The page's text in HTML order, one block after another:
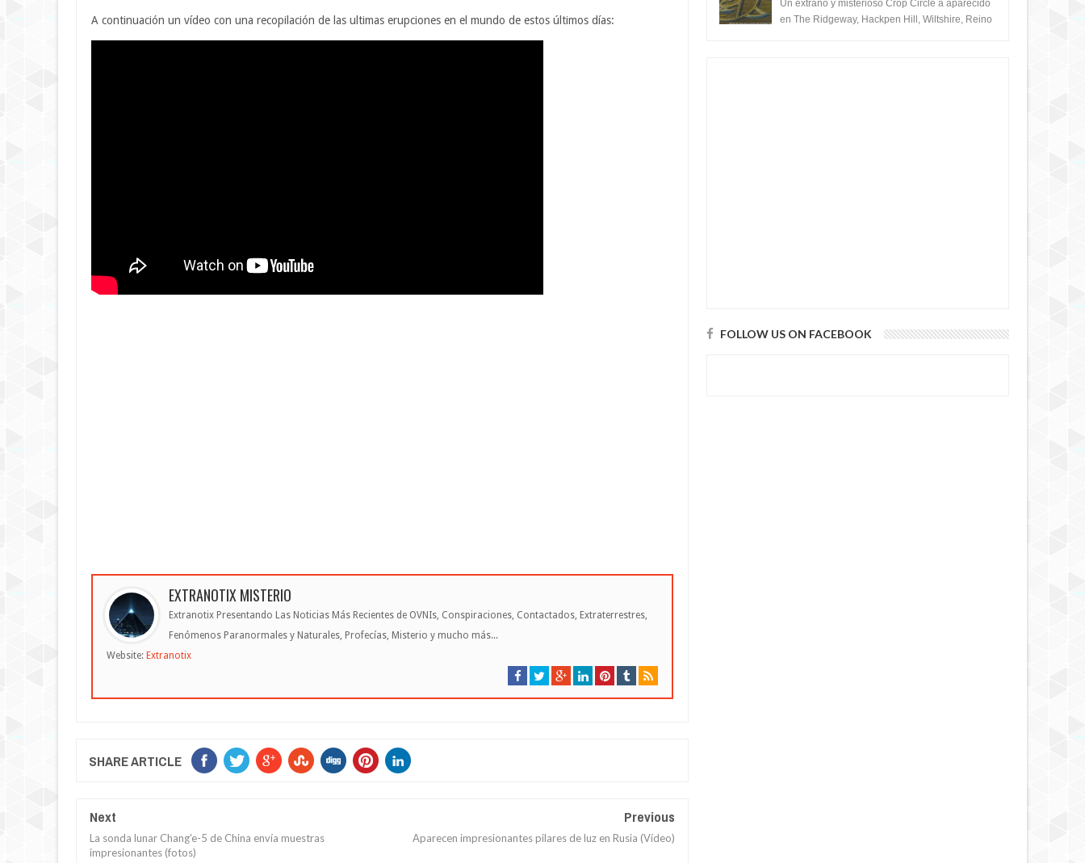
A continuación un vídeo con una recopilación de las ultimas erupciones en el mundo de estos últimos días:
EXTRANOTIX MISTERIO
Extranotix Presentando Las Noticias Más Recientes de OVNIs, Conspiraciones, Contactados, Extraterrestres,
Fenómenos Paranormales y Naturales, Profecías, Misterio y mucho más...
Website: Extranotix
SHARE ARTICLE
Next
La sonda lunar Chang'e-5 de China envía muestras
impresionantes (fotos)
Previous
Aparecen impresionantes pilares de luz en Rusia (Vídeo)
Un extraño y misterioso Crop Circle a aparecido
en The Ridgeway, Hackpen Hill, Wiltshire, Reino
FOLLOW US ON FACEBOOK